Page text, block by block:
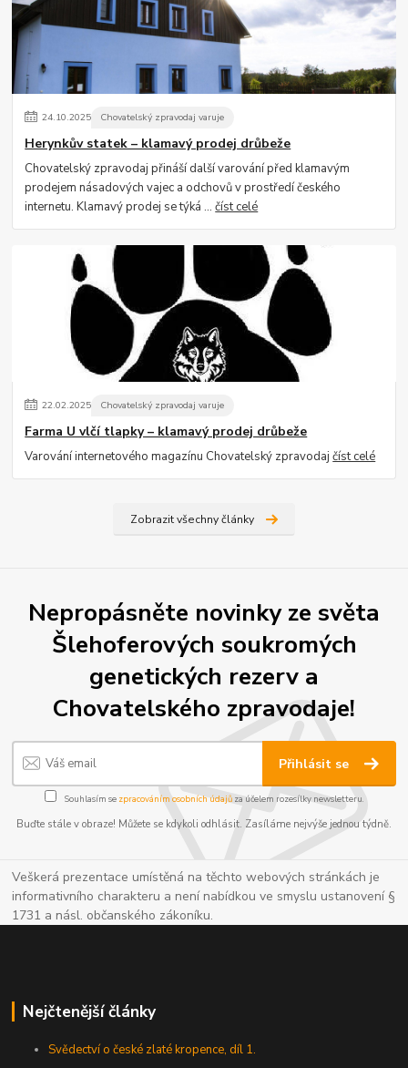
24.10.2025 Chovatelský zpravodaj varuje
Herynkův statek – klamavý prodej drůbeže
Chovatelský zpravodaj přináší další varování před klamavým
prodejem násadových vajec a odchovů v prostředí českého
internetu. Klamavý prodej se týká ...číst celé
22.02.2025 Chovatelský zpravodaj varuje
Farma U vlčí tlapky – klamavý prodej drůbeže
Varování internetového magazínu Chovatelský zpravodajčíst celé
Zobrazit všechny články
Nepropásněte novinky ze světa
Šlehoferových soukromých
genetických rezerv a
Chovatelského zpravodaje!
Přihlásit se
Souhlasím se zpracováním osobních údajůza účelem rozesílky newsletteru.
Buďte stále v obraze! Můžete se kdykoli odhlásit. Zasíláme nejvýše jednou týdně.
Veškerá prezentace umístěná na těchto webových stránkách je
informativního charakteru a není nabídkou ve smyslu ustanovení §
1731 a násl. občanského zákoníku.
Nejčtenější články
Svědectví o české zlaté kropence, díl 1.